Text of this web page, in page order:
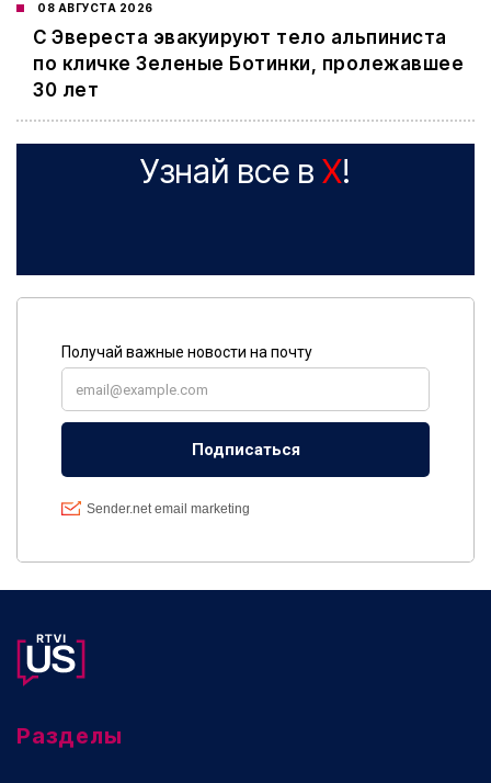
08 АВГУСТА 2026
С Эвереста эвакуируют тело альпиниста
по кличке Зеленые Ботинки, пролежавшее
30 лет
Узнай все в X!
Разделы